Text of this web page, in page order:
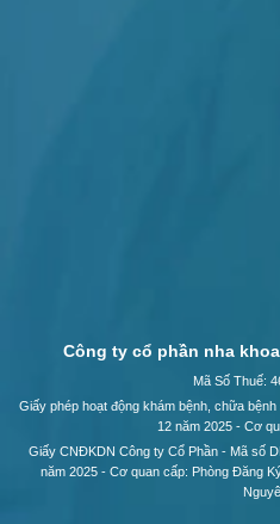
Công ty cổ phần nha
Mã Số Thuế:
Giấy phép hoạt động khám bệnh, chữa
12 năm 2025 - Cơ
Giấy CNĐKDN Công ty Cổ Phần - Mã số
năm 2025 - Cơ quan cấp: Phòng Đăng